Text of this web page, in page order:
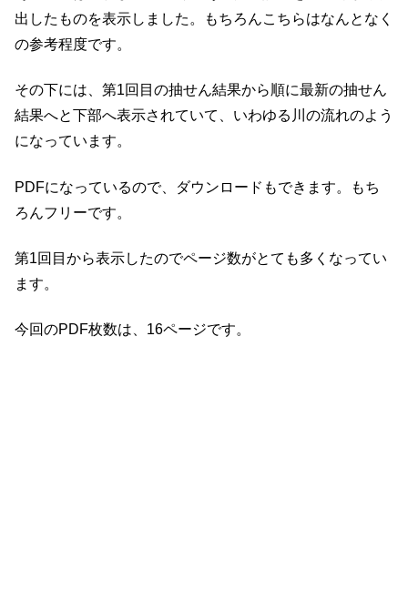
出したものを表示しました。もちろんこちらはなんとなく
の参考程度です。
その下には、第1回目の抽せん結果から順に最新の抽せん
結果へと下部へ表示されていて、いわゆる川の流れのよう
になっています。
PDFになっているので、ダウンロードもできます。もち
ろんフリーです。
第1回目から表示したのでページ数がとても多くなってい
ます。
今回のPDF枚数は、16ページです。